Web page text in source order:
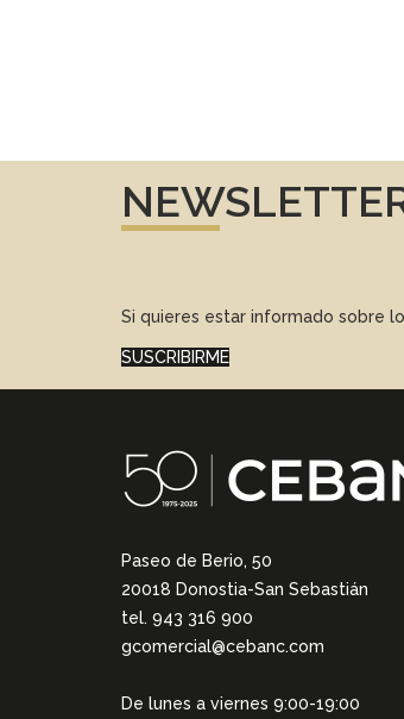
Si quieres estar informado sobre
SUSCRIBIRME
Paseo de Berio, 50
20018 Donostia-San Sebastián
tel. 943 316 900
gcomercial@cebanc.com
De lunes a viernes 9:00-19:00